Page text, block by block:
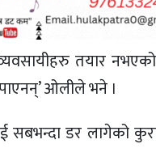
तयार
ओलीले भने ।
सबभन्दा डर लागेको